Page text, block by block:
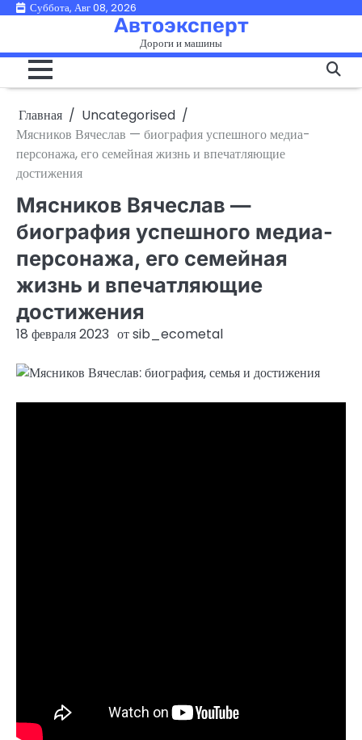
ПерейтиСуббота, Авг 08, 2026
Автоэксперт
Дороги и машины
Главная
Uncategorised
Мясников Вячеслав — биография успешного медиа-
персонажа, его семейная жизнь и впечатляющие
достижения
Мясников Вячеслав —
биография успешного медиа-
персонажа, его семейная
жизнь и впечатляющие
достижения
18 февраля 2023 отsib_ecometal